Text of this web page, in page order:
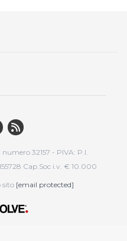
32157 - PIVA: P.I.
Cap.Soc i.v. € 10.000
sito [email protected]